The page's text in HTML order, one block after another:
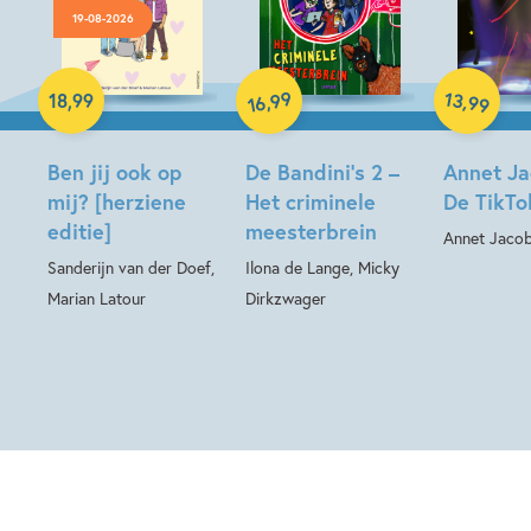
19-08-2026
Ben jij ook op
mij? [herziene
editie]
Sanderijn van der Doef,
Marian Latour
18,99
Hardcover
De Bandini’s 2 –
Het criminele
meesterbrein
Ilona de Lange, Micky
Dirkzwager
16,99
Hardcover
Annet
De
Annet
13,99
Hardcover